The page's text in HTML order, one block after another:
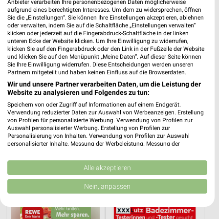
XXXLutz
Wohnen Spezial
Kaufland
Angebote ab 06.08.
Gültig bis Mi. 12.08.
REWE XXXLutz
Anbieter verarbeiten Ihre personenbezogenen Daten möglicherweise
aufgrund eines berechtigten Interesses. Um dem zu widersprechen, öffnen
Sie die „Einstellungen“. Sie können Ihre Einstellungen akzeptieren, ablehnen
oder verwalten, indem Sie auf die Schaltfläche „Einstellungen verwalten“
klicken oder jederzeit auf die Fingerabdruck-Schaltfläche in der linken
unteren Ecke der Website klicken. Um Ihre Einwilligung zu widerrufen,
klicken Sie auf den Fingerabdruck oder den Link in der Fußzeile der Website
und klicken Sie auf den Menüpunkt „Meine Daten“. Auf dieser Seite können
Sie Ihre Einwilligung widerrufen. Diese Entscheidungen werden unseren
Partnern mitgeteilt und haben keinen Einfluss auf die Browserdaten.
Wir und unsere Partner verarbeiten Daten, um die Leistung der
Website zu analysieren und Folgendes zu tun:
Speichern von oder Zugriff auf Informationen auf einem Endgerät.
Verwendung reduzierter Daten zur Auswahl von Werbeanzeigen. Erstellung
von Profilen für personalisierte Werbung. Verwendung von Profilen zur
Auswahl personalisierter Werbung. Erstellung von Profilen zur
Personalisierung von Inhalten. Verwendung von Profilen zur Auswahl
personalisierter Inhalte. Messung der Werbeleistung. Messung der
Kombinationen von Daten aus verschiedenen Quellen. Entwicklung und
Verbesserung der Angebote. Verwendung reduzierter Daten zur Auswahl
von Inhalten.
Daten können außerhalb der Europäischen Union weitergegeben und in die
USA gesendet werden.
Website/App.
Alle akzeptieren
Nein, anpassen